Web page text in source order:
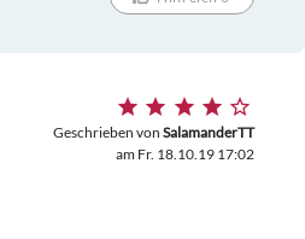
Geschrieben von SalamanderTT
am Fr. 18.10.19 17:02